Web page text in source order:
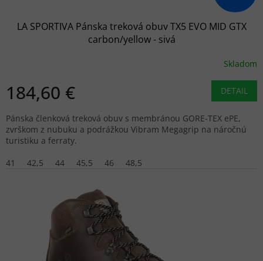
LA SPORTIVA Pánska treková obuv TX5 EVO MID GTX
carbon/yellow - sivá
Skladom
184,60 € DETAIL
Pánska členková treková obuv s membránou GORE-TEX ePE,
zvrškom z nubuku a podrážkou Vibram Megagrip na náročnú
turistiku a ferraty.
41
42,5 44 45,5 46 48,5